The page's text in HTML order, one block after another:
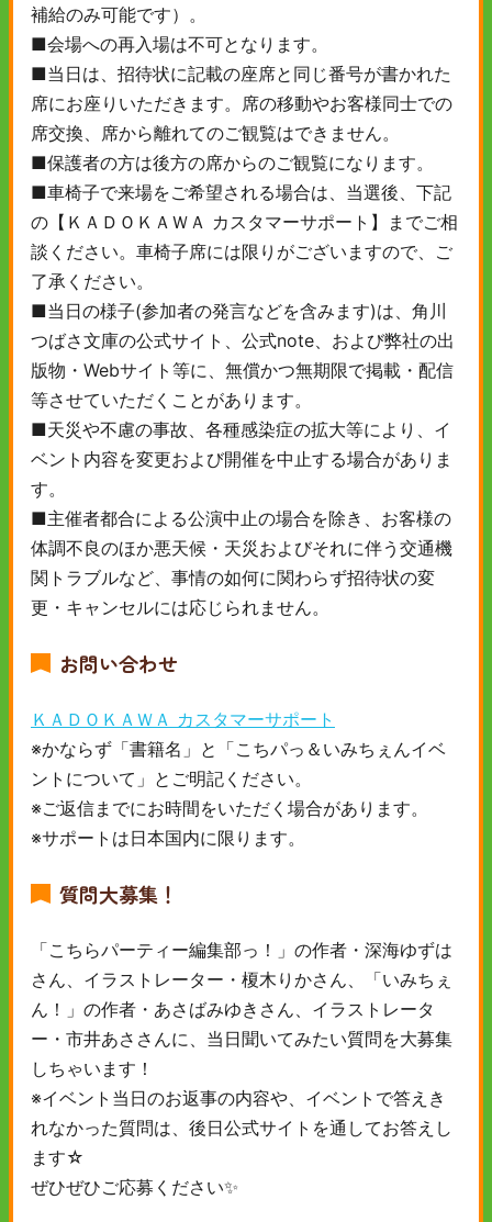
補給のみ可能です）。
■会場への再入場は不可となります。
■当日は、招待状に記載の座席と同じ番号が書かれた
席にお座りいただきます。席の移動やお客様同士での
席交換、席から離れてのご観覧はできません。
■保護者の方は後方の席からのご観覧になります。
■車椅子で来場をご希望される場合は、当選後、下記
の【ＫＡＤＯＫＡＷＡ カスタマーサポート】までご相
談ください。車椅子席には限りがございますので、ご
了承ください。
■当日の様子(参加者の発言などを含みます)は、角川
つばさ文庫の公式サイト、公式note、および弊社の出
版物・Webサイト等に、無償かつ無期限で掲載・配信
等させていただくことがあります。
■天災や不慮の事故、各種感染症の拡大等により、イ
ベント内容を変更および開催を中止する場合がありま
す。
■主催者都合による公演中止の場合を除き、お客様の
体調不良のほか悪天候・天災およびそれに伴う交通機
関トラブルなど、事情の如何に関わらず招待状の変
更・キャンセルには応じられません。
お問い合わせ
ＫＡＤＯＫＡＷＡ カスタマーサポート
※かならず「書籍名」と「こちパっ＆いみちぇんイベ
ントについて」とご明記ください。
※ご返信までにお時間をいただく場合があります。
※サポートは日本国内に限ります。
質問大募集！
「こちらパーティー編集部っ！」の作者・深海ゆずは
さん、イラストレーター・榎木りかさん、「いみちぇ
ん！」の作者・あさばみゆきさん、イラストレータ
ー・市井あささんに、当日聞いてみたい質問を大募集
しちゃいます！
※イベント当日のお返事の内容や、イベントで答えき
れなかった質問は、後日公式サイトを通してお答えし
ます☆
ぜひぜひご応募ください✨